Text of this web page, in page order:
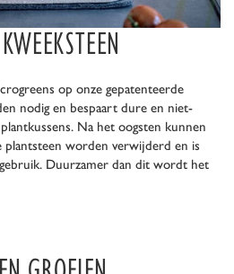
op onze gepatenteerde
nodig en bespaart dure en niet-
Na het oogsten kunnen
plantsteen worden verwijderd en is
Duurzamer dan dit wordt het